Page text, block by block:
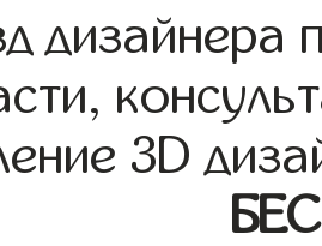
дизайнера
3D